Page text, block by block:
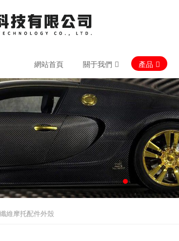
網站首頁 關于我們 產品
維摩托配件外殼